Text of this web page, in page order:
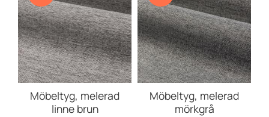
Möbeltyg, melerad
linne brun
Möbeltyg, melerad
mörkgrå